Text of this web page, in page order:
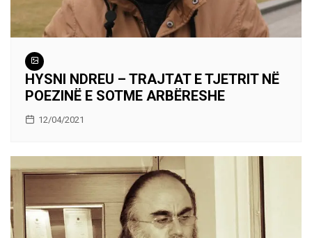
HYSNI NDREU – TRAJTAT E TJETRIT NË
POEZINË E SOTME ARBËRESHE
12/04/2021